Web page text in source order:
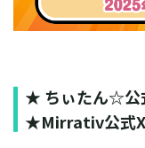
★ ちぃたん☆公
★Mirrativ公式X